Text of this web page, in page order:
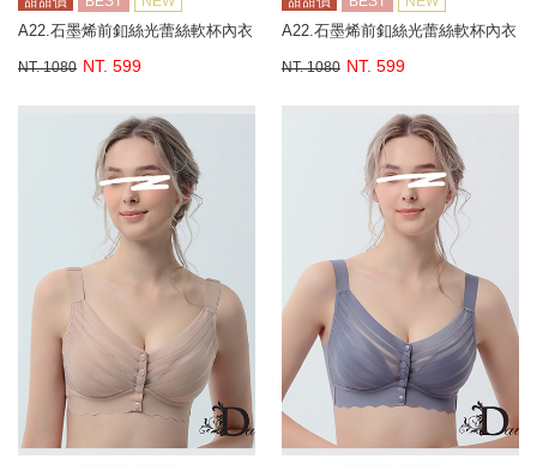
A22.石墨烯前釦絲光蕾絲軟杯內衣
NT. 1080 NT. 599
A22.石墨烯前釦絲光蕾絲軟杯內衣
NT. 1080 NT. 599